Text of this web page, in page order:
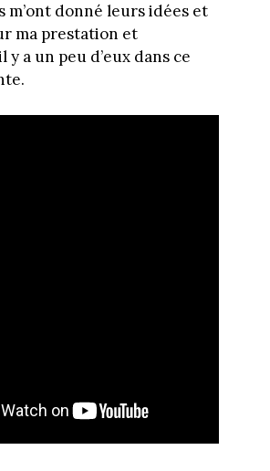
m’ont donné leurs idées et
ma prestation et
a un peu d’eux dans ce